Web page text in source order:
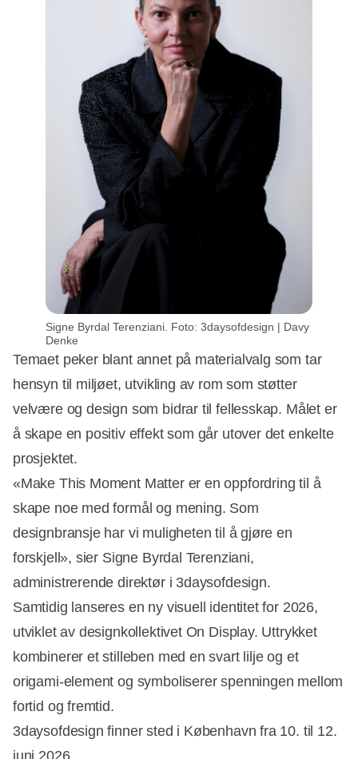
Signe Byrdal Terenziani. Foto: 3daysofdesign | Davy
Denke
Temaet peker blant annet på materialvalg som tar
hensyn til miljøet, utvikling av rom som støtter
velvære og design som bidrar til fellesskap. Målet er
å skape en positiv effekt som går utover det enkelte
prosjektet.
«Make This Moment Matter er en oppfordring til å
skape noe med formål og mening. Som
designbransje har vi muligheten til å gjøre en
forskjell», sier Signe Byrdal Terenziani,
administrerende direktør i 3daysofdesign.
Samtidig lanseres en ny visuell identitet for 2026,
utviklet av designkollektivet On Display. Uttrykket
kombinerer et stilleben med en svart lilje og et
origami-element og symboliserer spenningen mellom
fortid og fremtid.
3daysofdesign finner sted i København fra 10. til 12.